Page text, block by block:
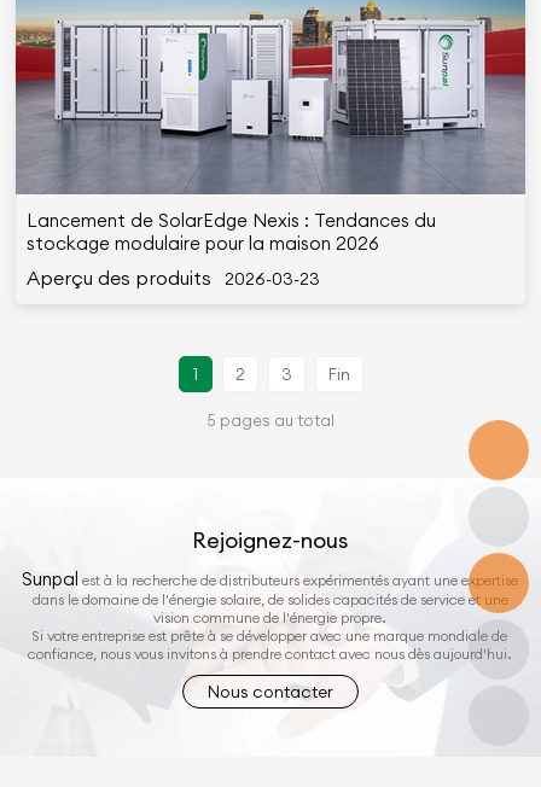
Lancement de SolarEdge Nexis : Tendances du
stockage modulaire pour la maison 2026
Aperçu des produits 2026-03-23
1 2 3 Fin
5 pages au total
Rejoignez-nous
Sunpal est à la recherche de distributeurs expérimentés ayant une expertise
dans le domaine de l'énergie solaire, de solides capacités de service et une
vision commune de l'énergie propre.
Si votre entreprise est prête à se développer avec une marque mondiale de
confiance, nous vous invitons à prendre contact avec nous dès aujourd'hui.
Nous contacter